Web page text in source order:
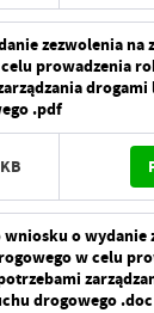
zezwolenia na
prowadzenia
.pdf
o wydanie
w celu
drogowego .doc